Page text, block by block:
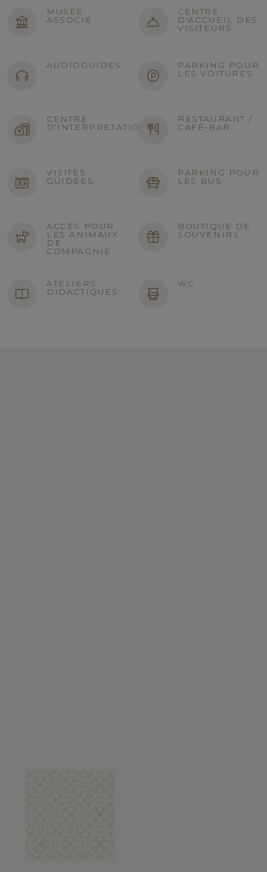
MUSÉE
ASSOCIÉ
CENTRE
D'ACCUEIL DES
VISITEURS
AUDIOGUIDES PARKING POUR
LES VOITURES
CENTRE
D'INTERPRÉTATION
RESTAURANT /
CAFÉ-BAR
VISITES
GUIDÉES
PARKING POUR
LES BUS
ACCÈS POUR
LES ANIMAUX
DE
COMPAGNIE
BOUTIQUE DE
SOUVENIRS
ATELIERS
DIDACTIQUES
WC